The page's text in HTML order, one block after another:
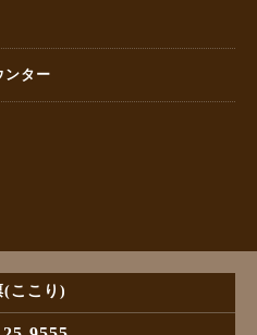
ンター
(ここり)